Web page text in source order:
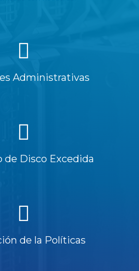
Administrativas
de Disco Excedida
de la Políticas